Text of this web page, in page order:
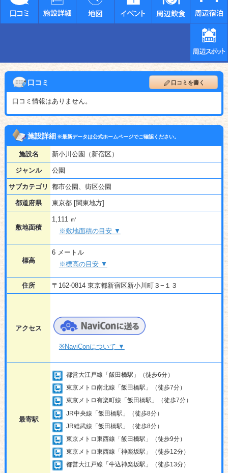
口コミ 口コミを書く
口コミ情報はありません。
施設詳細※最新データは公式ホームページでご確認ください。
施設名 新小川公園（新宿区）
ジャンル 公園
サブカテゴリ 都市公園、街区公園
都道府県 東京都 [関東地方]
敷地面積
1,111 ㎡
※敷地面積の目安 ▼
標高
6 メートル
※標高の目安 ▼
住所 〒162-0814 東京都新宿区新小川町３−１３
アクセス
※NaviConについて ▼
最寄駅
都営大江戸線「飯田橋駅」（徒歩6分）
東京メトロ南北線「飯田橋駅」（徒歩7分）
東京メトロ有楽町線「飯田橋駅」（徒歩7分）
JR中央線「飯田橋駅」（徒歩8分）
JR総武線「飯田橋駅」（徒歩8分）
東京メトロ東西線「飯田橋駅」（徒歩9分）
東京メトロ東西線「神楽坂駅」（徒歩12分）
都営大江戸線「牛込神楽坂駅」（徒歩13分）